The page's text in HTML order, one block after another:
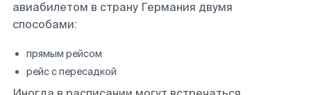
авиабилетом в страну Германия двумя
способами:
прямым рейсом
рейс с пересадкой